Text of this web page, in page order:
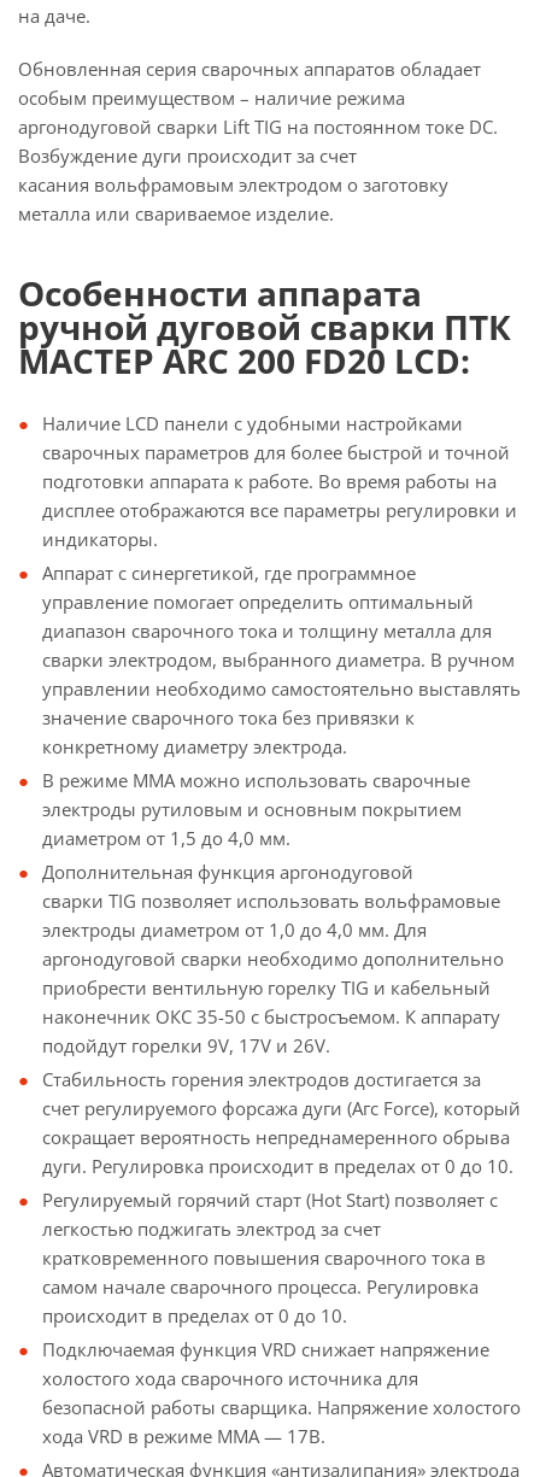
на даче.
Обновленная серия сварочных аппаратов обладает
особым преимуществом – наличие режима
аргонодуговой сварки Lift TIG на постоянном токе DC.
Возбуждение дуги происходит за счет
касания вольфрамовым электродом о заготовку
металла или свариваемое изделие.
Особенности аппарата
ручной дуговой сварки ПТК
МАСТЕР ARC 200 FD20 LCD:
Наличие LCD панели с удобными настройками
сварочных параметров для более быстрой и точной
подготовки аппарата к работе. Во время работы на
дисплее отображаются все параметры регулировки и
индикаторы.
Аппарат с синергетикой, где программное
управление помогает определить оптимальный
диапазон сварочного тока и толщину металла для
сварки электродом, выбранного диаметра. В ручном
управлении необходимо самостоятельно выставлять
значение сварочного тока без привязки к
конкретному диаметру электрода.
В режиме MMA можно использовать сварочные
электроды рутиловым и основным покрытием
диаметром от 1,5 до 4,0 мм.
Дополнительная функция аргонодуговой
сварки TIG позволяет использовать вольфрамовые
электроды диаметром от 1,0 до 4,0 мм. Для
аргонодуговой сварки необходимо дополнительно
приобрести вентильную горелку TIG и кабельный
наконечник ОКС 35-50 с быстросъемом. К аппарату
подойдут горелки 9V, 17V и 26V.
Стабильность горения электродов достигается за
счет регулируемого форсажа дуги (Агс Force), который
сокращает вероятность непреднамеренного обрыва
дуги. Регулировка происходит в пределах от 0 до 10.
Регулируемый горячий старт (Hot Start) позволяет с
легкостью поджигать электрод за счет
кратковременного повышения сварочного тока в
самом начале сварочного процесса. Регулировка
происходит в пределах от 0 до 10.
Подключаемая функция VRD снижает напряжение
холостого хода сварочного источника для
безопасной работы сварщика. Напряжение холостого
хода VRD в режиме MMA — 17В.
Автоматическая функция «антизалипания» электрода